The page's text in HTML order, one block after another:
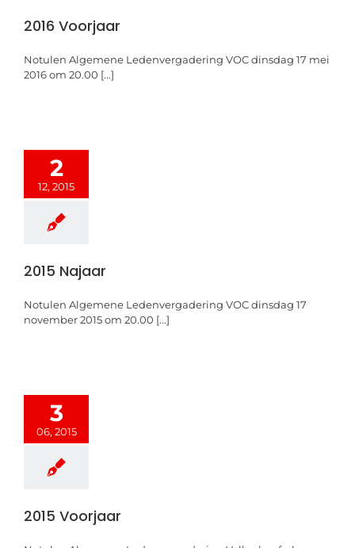
2016 Voorjaar
Notulen Algemene Ledenvergadering VOC dinsdag 17 mei
2016 om 20.00 [...]
2
12, 2015
2015 Najaar
Notulen Algemene Ledenvergadering VOC dinsdag 17
november 2015 om 20.00 [...]
3
06, 2015
2015 Voorjaar